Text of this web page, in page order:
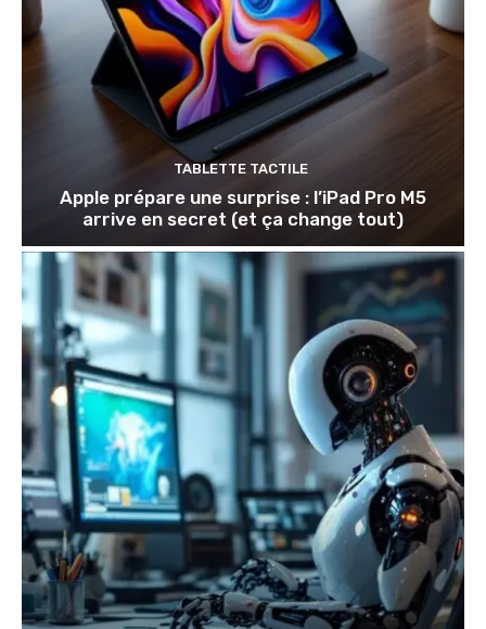
TABLETTE TACTILE
Apple prépare une surprise : l’iPad Pro M5
arrive en secret (et ça change tout)